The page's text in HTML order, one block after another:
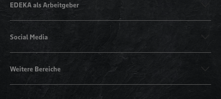
EDEKA als Arbeitgeber
Social Media
Weitere Bereiche